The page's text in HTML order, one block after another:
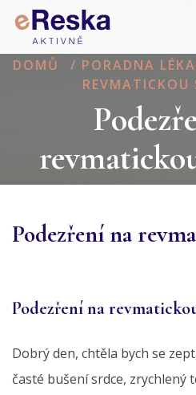
DOMŮ / PORADNA
REVMATICKOU
Podezření na
Podezření na
Dobrý den, chtěla bych se
časté bušení srdce, zrychlený